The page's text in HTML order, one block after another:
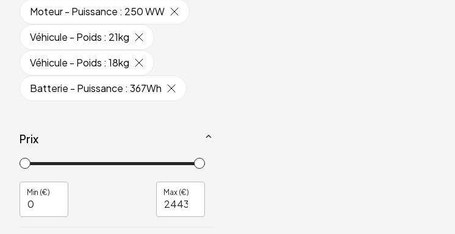
Moteur - Puissance : 250 WW
Véhicule - Poids : 21kg
Véhicule - Poids : 18kg
Batterie - Puissance : 367Wh
Prix
Min (€) Max (€)